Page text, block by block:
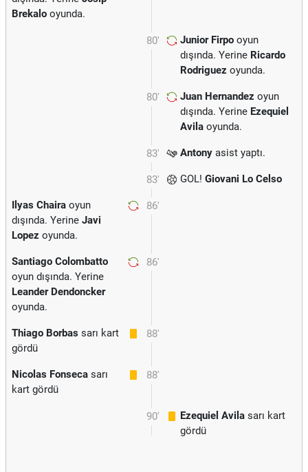
Brekalo oyunda.
80' Junior Firpo oyun
dışında. Yerine Ricardo
Rodriguez oyunda.
80' Juan Hernandez oyun
dışında. Yerine Ezequiel
Avila oyunda.
83' Antony asist yaptı.
83' GOL! Giovani Lo Celso
86'
Ilyas Chaira oyun
dışında. Yerine Javi
Lopez oyunda.
86'
Santiago Colombatto
oyun dışında. Yerine
Leander Dendoncker
oyunda.
88'
Thiago Borbas sarı kart
gördü
88'
Nicolas Fonseca sarı
kart gördü
90' Ezequiel Avila sarı kart
gördü